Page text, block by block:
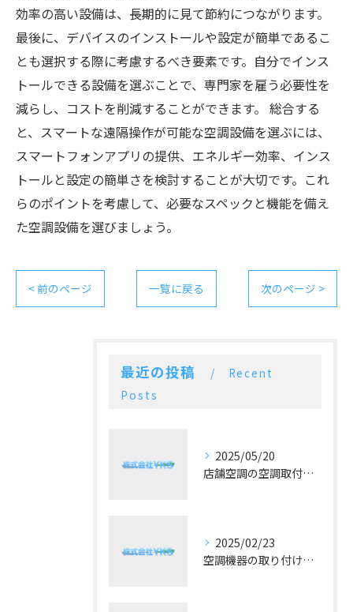
効率の高い設備は、長期的に見て節約につながります。
最後に、デバイスのインストールや設定が簡単であるこ
とも選択する際に考慮するべき要素です。自分でインス
トールできる設備を選ぶことで、専門家を雇う必要性を
減らし、コストを削減することができます。 総合する
と、スマートな遠隔操作が可能な空調設備を選ぶには、
スマートフォンアプリの提供、エネルギー効率、インス
トールと設定の簡単さを検討することが大切です。これ
らのポイントを考慮して、必要なスペックと機能を備え
た空調設備を選びましょう。
< 前のページ 一覧に戻る 次のページ >
最近の投稿
Recent
Posts
2025/05/20
店舗空調の空調取付工事で失敗しないための三つのポイント
2025/02/23
空調機器の取り付け技術と重要性